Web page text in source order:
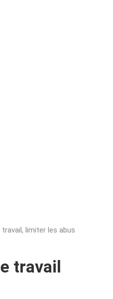
limiter les abus
travail